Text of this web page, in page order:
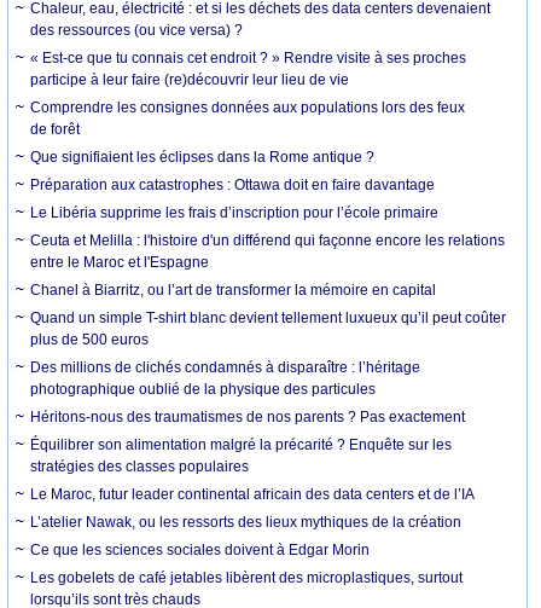
Chaleur, eau, électricité : et si les déchets des data centers devenaient
des ressources (ou vice versa) ?
« Est-ce que tu connais cet endroit ? » Rendre visite à ses proches
participe à leur faire (re)découvrir leur lieu de vie
Comprendre les consignes données aux populations lors des feux
de forêt
Que signifiaient les éclipses dans la Rome antique ?
Préparation aux catastrophes : Ottawa doit en faire davantage
Le Libéria supprime les frais d’inscription pour l’école primaire
Ceuta et Melilla : l'histoire d'un différend qui façonne encore les relations
entre le Maroc et l'Espagne
Chanel à Biarritz, ou l’art de transformer la mémoire en capital
Quand un simple T-shirt blanc devient tellement luxueux qu’il peut coûter
plus de 500 euros
Des millions de clichés condamnés à disparaître : l’héritage
photographique oublié de la physique des particules
Héritons-nous des traumatismes de nos parents ? Pas exactement
Équilibrer son alimentation malgré la précarité ? Enquête sur les
stratégies des classes populaires
Le Maroc, futur leader continental africain des data centers et de l’IA
L’atelier Nawak, ou les ressorts des lieux mythiques de la création
Ce que les sciences sociales doivent à Edgar Morin
Les gobelets de café jetables libèrent des microplastiques, surtout
lorsqu’ils sont très chauds